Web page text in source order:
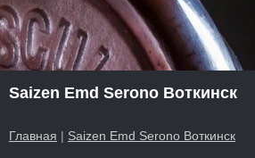
Saizen Emd Serono Воткинск
Главная | Saizen Emd Serono Воткинск